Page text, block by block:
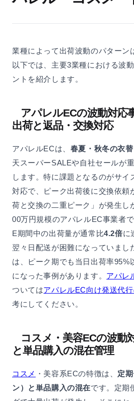
業種によって出荷波動のパターン
以下では、主要3業種における波
ントを紹介します。
アパレルECの波動対応
出荷と返品・交換対応
アパレルECは、 春夏・秋冬の衣
天スーパーSALEや自社セールが
します。特に課題となるのがサイ
対応で、ピーク出荷後に交換依頼
荷と交換の二重ピーク」が発生し
00万円規模のアパレルEC事業者
E期間中の出荷量が通常比4.2倍に
翌々日配送が困難になっていまし
は、ピーク期でも当日出荷率95%
になった事例があります。 アパレ
ついてはアパレルEC向け発送代
考にしてください。
コスメ・美容ECの波動
と単品購入の混在管理
コスメ ・美容系ECの特徴は、 定
ン）と単品購入の混在です。定期